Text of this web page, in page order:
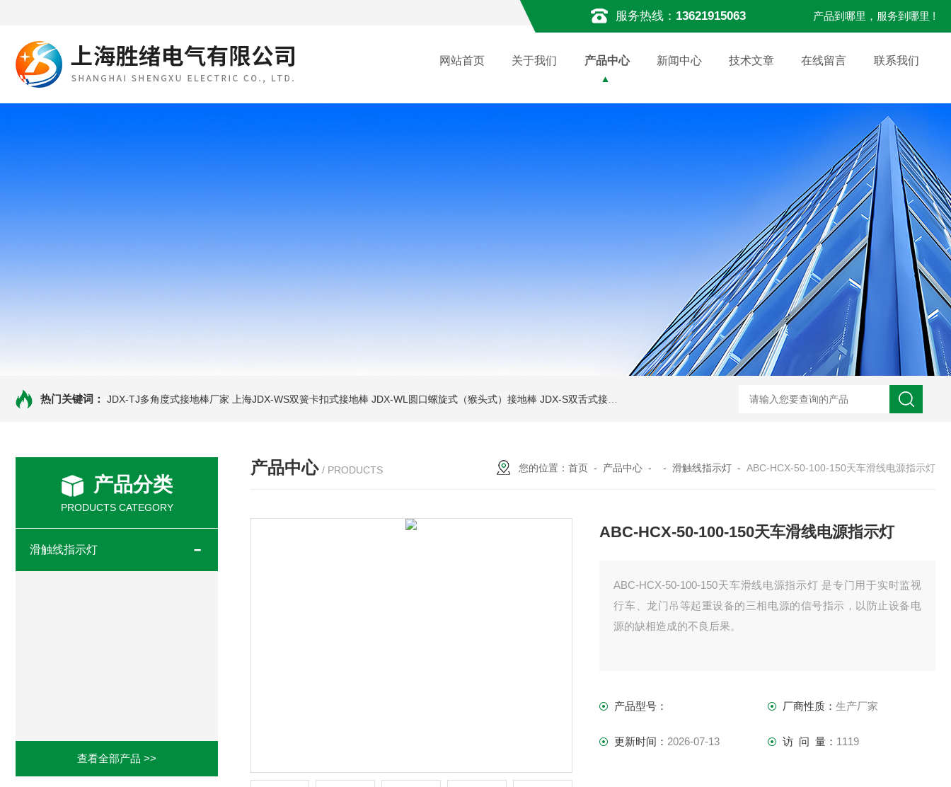
服务热线： 13621915063 产品到哪里，服务到哪里 !
网站首页 关于我们 产品中心 新闻中心 技术文章 在线留言 联系我们
热门关键词： JDX-TJ多角度式接地棒厂家 上海JDX-WS双簧卡扣式接地棒 JDX-WL圆口螺旋式（猴头式）接地棒 JDX-S双舌式接地棒价格 HD3400A接地电阻测试仪 S3010数字接地电阻测试仪现货
产品分类
PRODUCTS CATEGORY
滑触线指示灯
查看全部产品 >>
产品中心 / PRODUCTS 您的位置： 首页 - 产品中心 - - 滑触线指示灯 - ABC-HCX-50-100-150天车滑线电源指示灯
ABC-HCX-50-100-150天车滑线电源指示灯
ABC-HCX-50-100-150天车滑线电源指示灯 是专门用于实时监视
行车、龙门吊等起重设备的三相电源的信号指示，以防止设备电
源的缺相造成的不良后果。
产品型号： 厂商性质： 生产厂家
更新时间： 2026-07-13 访 问 量： 1119